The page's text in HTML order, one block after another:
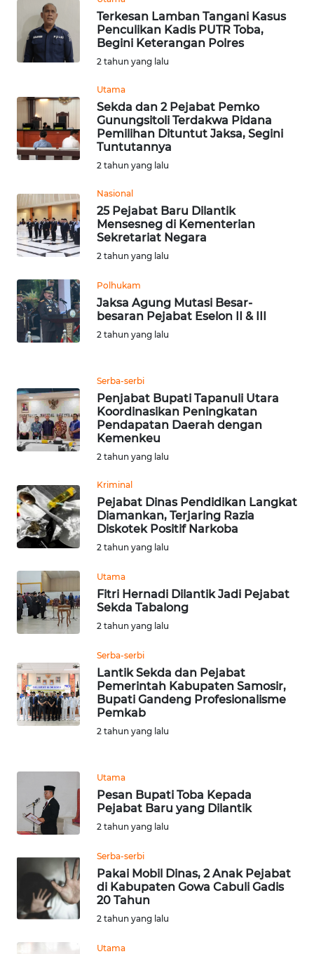
Terkesan Lamban Tangani Kasus
Penculikan Kadis PUTR Toba,
Begini Keterangan Polres
2 tahun yang lalu
Utama
Sekda dan 2 Pejabat Pemko
Gunungsitoli Terdakwa Pidana
Pemilihan Dituntut Jaksa, Segini
Tuntutannya
2 tahun yang lalu
Nasional
25 Pejabat Baru Dilantik
Mensesneg di Kementerian
Sekretariat Negara
2 tahun yang lalu
Polhukam
Jaksa Agung Mutasi Besar-
besaran Pejabat Eselon II & III
2 tahun yang lalu
Serba-serbi
Penjabat Bupati Tapanuli Utara
Koordinasikan Peningkatan
Pendapatan Daerah dengan
Kemenkeu
2 tahun yang lalu
Kriminal
Pejabat Dinas Pendidikan Langkat
Diamankan, Terjaring Razia
Diskotek Positif Narkoba
2 tahun yang lalu
Utama
Fitri Hernadi Dilantik Jadi Pejabat
Sekda Tabalong
2 tahun yang lalu
Serba-serbi
Lantik Sekda dan Pejabat
Pemerintah Kabupaten Samosir,
Bupati Gandeng Profesionalisme
Pemkab
2 tahun yang lalu
Utama
Pesan Bupati Toba Kepada
Pejabat Baru yang Dilantik
2 tahun yang lalu
Serba-serbi
Pakai Mobil Dinas, 2 Anak Pejabat
di Kabupaten Gowa Cabuli Gadis
20 Tahun
2 tahun yang lalu
Utama
WN
KALTARA
WN
KALTIM
SULSEL
WN
GORONTALO
WN
SULUT
WN
WN
MALUT
WN
WN
DANAU
TOBA
NIAS
WN
LANGKAT
WN
TAPANULI
SELATAN
WN
KARO
SIMALUNGUN
WN
LABUHANBATU